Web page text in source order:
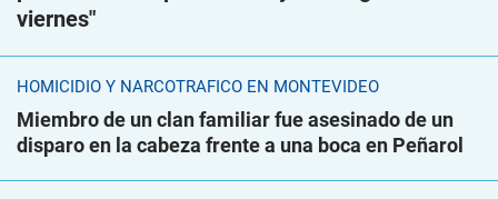
viernes"
HOMICIDIO Y NARCOTRÁFICO EN MONTEVIDEO
Miembro de un clan familiar fue asesinado de un
disparo en la cabeza frente a una boca en Peñarol